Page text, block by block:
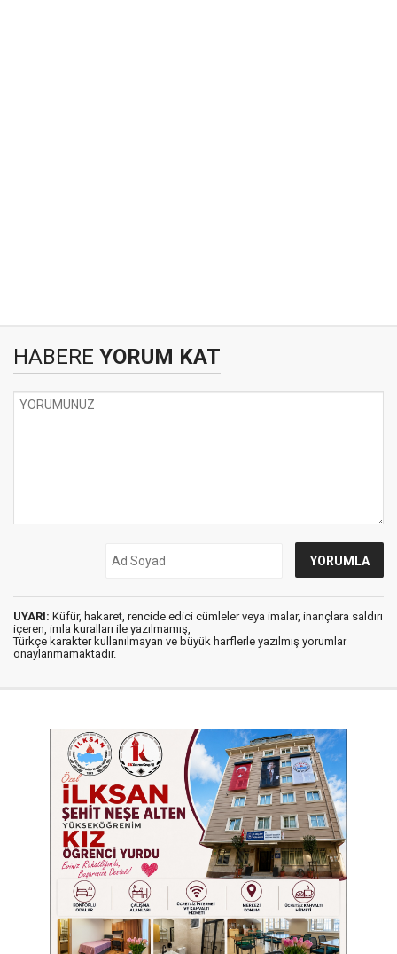
HABERE YORUM KAT
UYARI: Küfür, hakaret, rencide edici cümleler veya imalar, inançlara saldırı
içeren, imla kuralları ile yazılmamış,
Türkçe karakter kullanılmayan ve büyük harflerle yazılmış yorumlar
onaylanmamaktadır.